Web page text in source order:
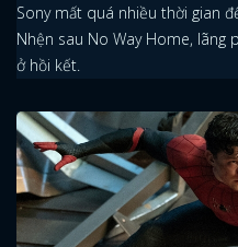
Sony mất quá nhiều thời gian
Nhện sau No Way Home,
ở hồi kết.